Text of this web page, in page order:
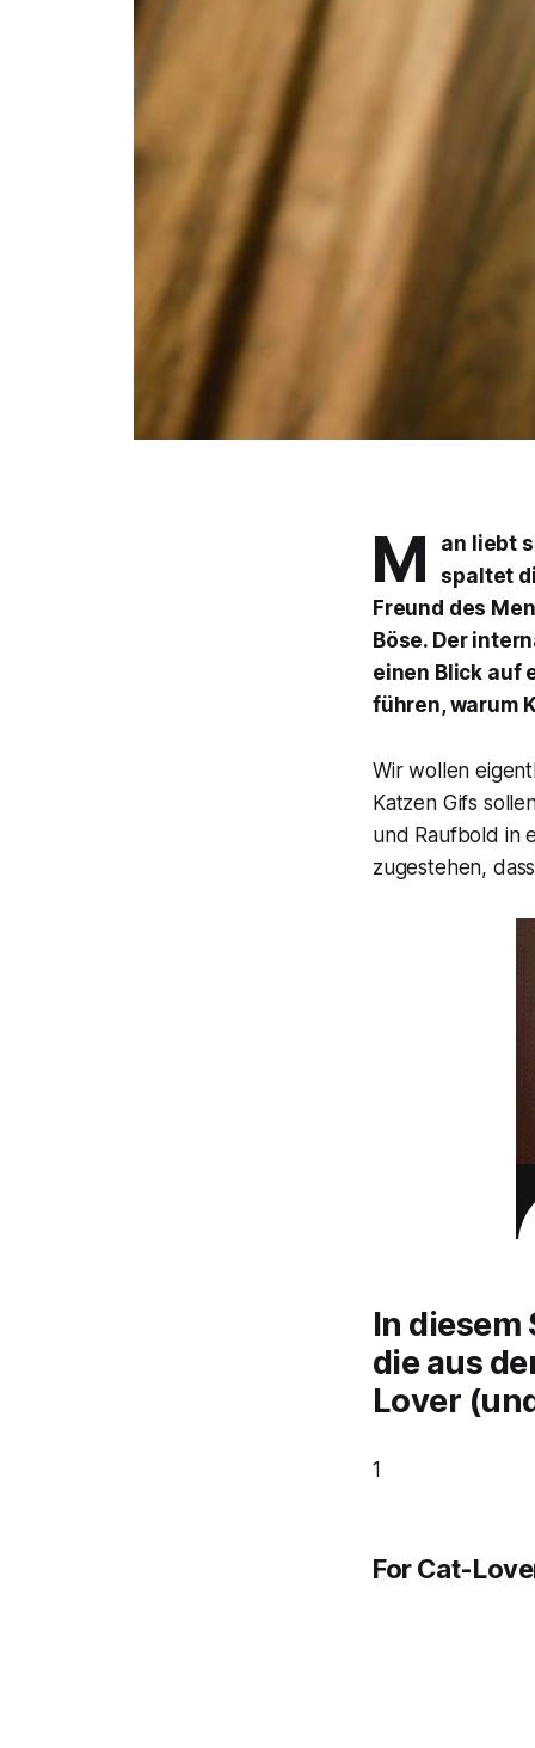
M
an liebt
spaltet
Freund des
Böse. Der
einen Blick auf
führen, warum
Wir wollen
Katzen Gifs
und Raufbold in
zugestehen,
In diesem
die aus
Lover
1
For Cat-